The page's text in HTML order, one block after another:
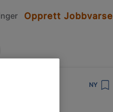
Opprett Jobbvarsel
NY